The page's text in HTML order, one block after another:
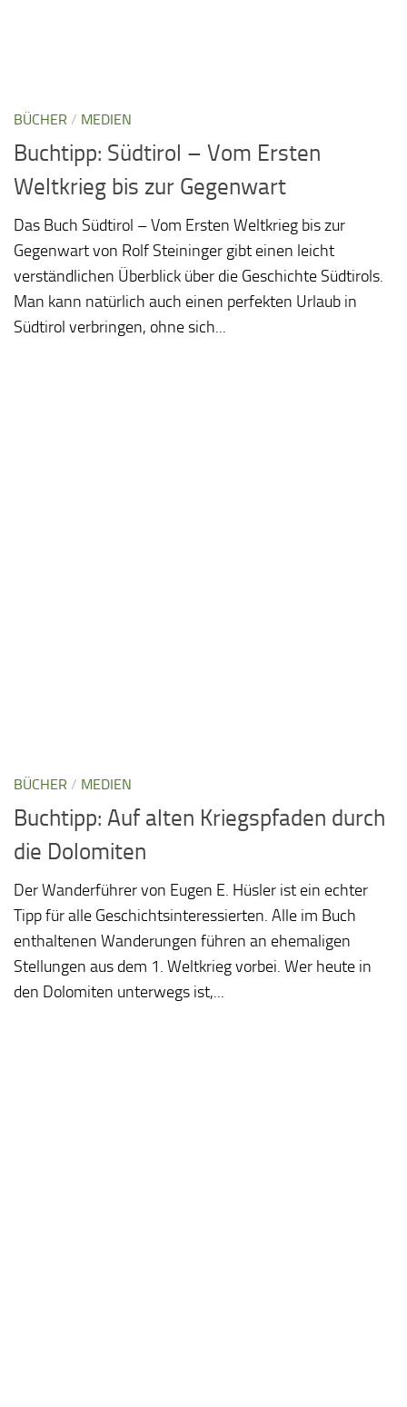
BÜCHER / MEDIEN
Buchtipp: Südtirol – Vom Ersten
Weltkrieg bis zur Gegenwart
Das Buch Südtirol – Vom Ersten Weltkrieg bis zur
Gegenwart von Rolf Steininger gibt einen leicht
verständlichen Überblick über die Geschichte Südtirols.
Man kann natürlich auch einen perfekten Urlaub in
Südtirol verbringen, ohne sich...
BÜCHER / MEDIEN
Buchtipp: Auf alten Kriegspfaden durch
die Dolomiten
Der Wanderführer von Eugen E. Hüsler ist ein echter
Tipp für alle Geschichtsinteressierten. Alle im Buch
enthaltenen Wanderungen führen an ehemaligen
Stellungen aus dem 1. Weltkrieg vorbei. Wer heute in
den Dolomiten unterwegs ist,...